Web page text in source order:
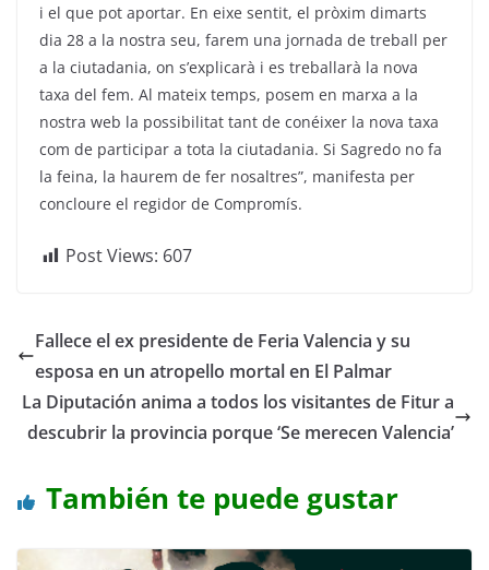
i el que pot aportar. En eixe sentit, el pròxim dimarts
dia 28 a la nostra seu, farem una jornada de treball per
a la ciutadania, on s’explicarà i es treballarà la nova
taxa del fem. Al mateix temps, posem en marxa a la
nostra web la possibilitat tant de conéixer la nova taxa
com de participar a tota la ciutadania. Si Sagredo no fa
la feina, la haurem de fer nosaltres”, manifesta per
concloure el regidor de Compromís.
Post Views: 607
Fallece el ex presidente de Feria Valencia y su
esposa en un atropello mortal en El Palmar
La Diputación anima a todos los visitantes de Fitur a
descubrir la provincia porque ‘Se merecen Valencia’
También te puede gustar